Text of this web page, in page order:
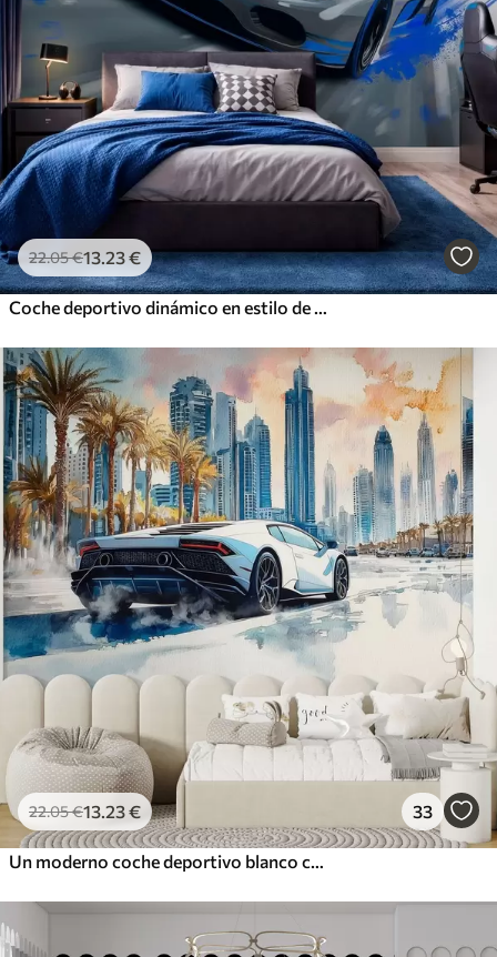
22.05€13 .23€
22.05€13 .23€ 33